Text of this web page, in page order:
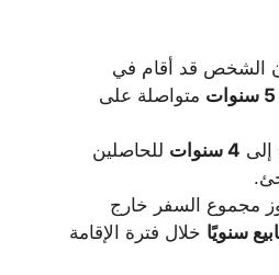
الشخص قد أقام في
5 سنوات
متواصلة على
4 سنوات
للحاصلين
مجموع السفر خارج
خلال فترة الإقامة